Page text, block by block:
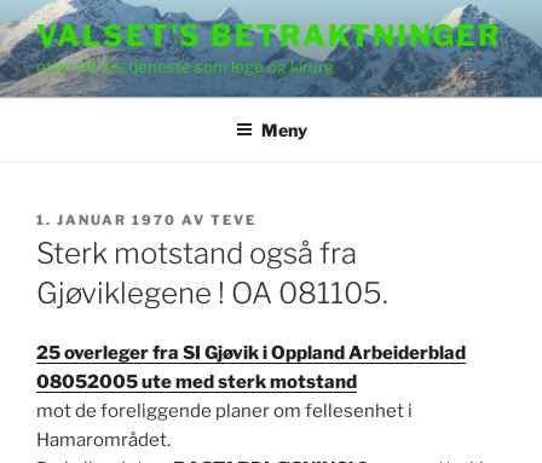
til
innhold
VALSET'S BETRAKTNINGER
etter 48 års tjeneste som lege og kirurg
Meny
PUBLISERT
1. JANUAR 1970 AV TEVE
Sterk motstand også fra
Gjøviklegene ! OA 081105.
25 overleger fra SI Gjøvik i Oppland Arbeiderblad
08052005 ute med sterk motstand
mot de foreliggende planer om fellesenhet i
Hamarområdet.